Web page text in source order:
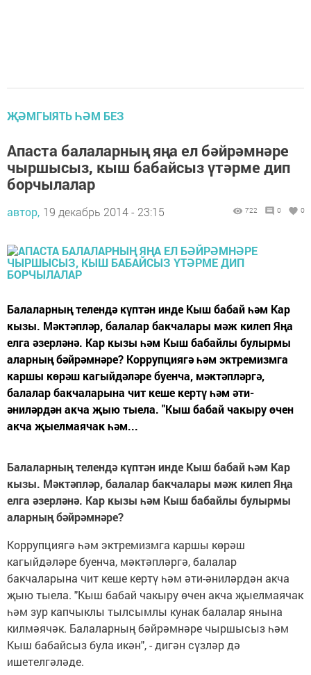
ҖӘМГЫЯТЬ ҺӘМ БЕЗ
Апаста балаларның яңа ел бәйрәмнәре
чыршысыз, кыш бабайсыз үтәрме дип
борчылалар
автор, 19 декабрь 2014 - 23:15 722 0 0
Балаларның телендә күптән инде Кыш бабай һәм Кар
кызы. Мәктәпләр, балалар бакчалары мәж килеп Яңа
елга әзерләнә. Кар кызы һәм Кыш бабайлы булырмы
аларның бәйрәмнәре? Коррупциягә һәм эктремизмга
каршы көрәш кагыйдәләре буенча, мәктәпләргә,
балалар бакчаларына чит кеше кертү һәм әти-
әниләрдән акча җыю тыела. "Кыш бабай чакыру өчен
акча җыелмаячак һәм...
Балаларның телендә күптән инде Кыш бабай һәм Кар
кызы. Мәктәпләр, балалар бакчалары мәж килеп Яңа
елга әзерләнә. Кар кызы һәм Кыш бабайлы булырмы
аларның бәйрәмнәре?
Коррупциягә һәм эктремизмга каршы көрәш
кагыйдәләре буенча, мәктәпләргә, балалар
бакчаларына чит кеше кертү һәм әти-әниләрдән акча
җыю тыела. "Кыш бабай чакыру өчен акча җыелмаячак
һәм зур капчыклы тылсымлы кунак балалар янына
килмәячәк. Балаларның бәйрәмнәре чыршысыз һәм
Кыш бабайсыз була икән", - дигән сүзләр дә
ишетелгәләде.